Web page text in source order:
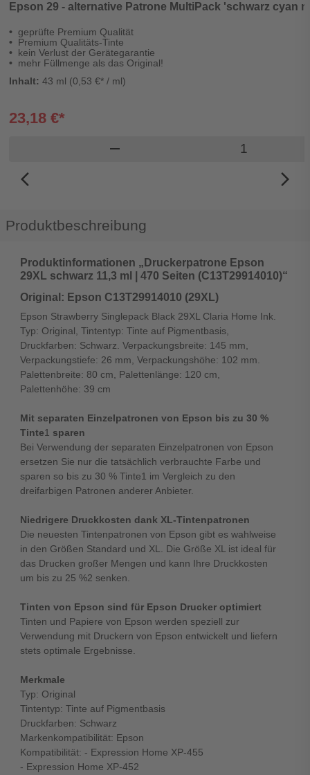
Epson 29 - alternative Patrone MultiPack 'schwarz cyan
geprüfte Premium Qualität
Premium Qualitäts-Tinte
kein Verlust der Gerätegarantie
mehr Füllmenge als das Original!
Inhalt: 43 ml (0,53 €* / ml)
23,18 €*
remove Produkt
arrow_back_ios_new arrow_forward_ios
Produktbeschreibung
Produktinformationen „Druckerpatrone Epson
29XL schwarz 11,3 ml | 470 Seiten (C13T29914010)“
Original: Epson C13T29914010 (29XL)
Epson Strawberry Singlepack Black 29XL Claria Home Ink.
Typ: Original, Tintentyp: Tinte auf Pigmentbasis,
Druckfarben: Schwarz. Verpackungsbreite: 145 mm,
Verpackungstiefe: 26 mm, Verpackungshöhe: 102 mm.
Palettenbreite: 80 cm, Palettenlänge: 120 cm,
Palettenhöhe: 39 cm
Mit separaten Einzelpatronen von Epson bis zu 30 %
Tinte1 sparen
Bei Verwendung der separaten Einzelpatronen von Epson
ersetzen Sie nur die tatsächlich verbrauchte Farbe und
sparen so bis zu 30 % Tinte1 im Vergleich zu den
dreifarbigen Patronen anderer Anbieter.
Niedrigere Druckkosten dank XL-Tintenpatronen
Die neuesten Tintenpatronen von Epson gibt es wahlweise
in den Größen Standard und XL. Die Größe XL ist ideal für
das Drucken großer Mengen und kann Ihre Druckkosten
um bis zu 25 %2 senken.
Tinten von Epson sind für Epson Drucker optimiert
Tinten und Papiere von Epson werden speziell zur
Verwendung mit Druckern von Epson entwickelt und liefern
stets optimale Ergebnisse.
Merkmale
Typ: Original
Tintentyp: Tinte auf Pigmentbasis
Druckfarben: Schwarz
Markenkompatibilität: Epson
Kompatibilität: - Expression Home XP-455
- Expression Home XP-452